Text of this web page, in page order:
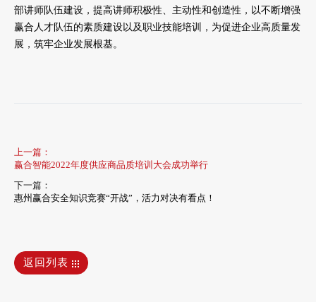
部讲师队伍建设，提高讲师积极性、主动性和创造性，以不断增强
赢合人才队伍的素质建设以及职业技能培训，为促进企业高质量发
展，筑牢企业发展根基。
上一篇：
赢合智能2022年度供应商品质培训大会成功举行
下一篇：
惠州赢合安全知识竞赛“开战”，活力对决有看点！
返回列表